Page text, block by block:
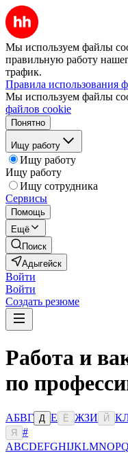
Мы используем файлы
правильную работу
трафик.
Правила использования
Мы используем файлы
файлов cookie
Понятно
Ищу работу
Ищу работу
Ищу работу
Ищу сотрудника
Сервисы
Помощь
Ещё
Поиск
Адыгейск
Войти
Войти
Создать резюме
Работа и
по
АБВГ Д Е Ё ЖЗИ Й К
Я
#
ABCDEFGHIJKLMNOPQ